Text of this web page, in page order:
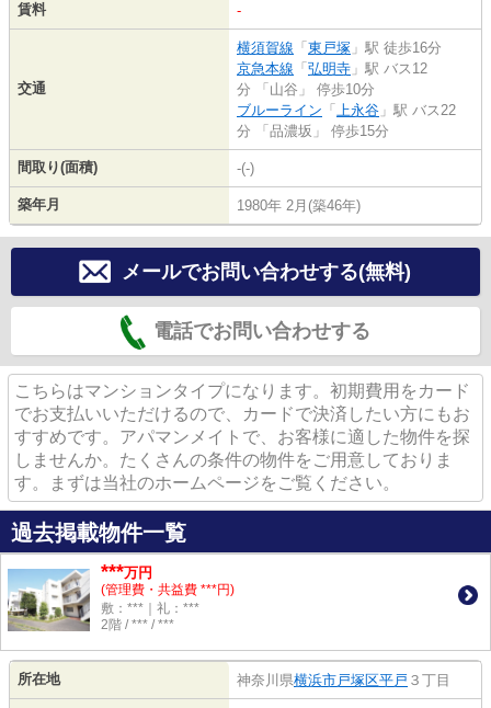
賃料 -
交通
横須賀線 「 東戸塚 」駅 徒歩16分
京急本線 「 弘明寺 」駅 バス12
分 「山谷」 停歩10分
ブルーライン 「 上永谷 」駅 バス22
分 「品濃坂」 停歩15分
間取り(面積) -(-)
築年月 1980年 2月(築46年)
メールでお問い合わせする(無料)
電話でお問い合わせする
こちらはマンションタイプになります。初期費用をカード
でお支払いいただけるので、カードで決済したい方にもお
すすめです。アパマンメイトで、お客様に適した物件を探
しませんか。たくさんの条件の物件をご用意しておりま
す。まずは当社のホームページをご覧ください。
過去掲載物件一覧
***万円
(管理費・共益費 ***円)
敷：***｜礼：***
2階 / *** / ***
所在地 神奈川県横浜市戸塚区平戸 ３丁目